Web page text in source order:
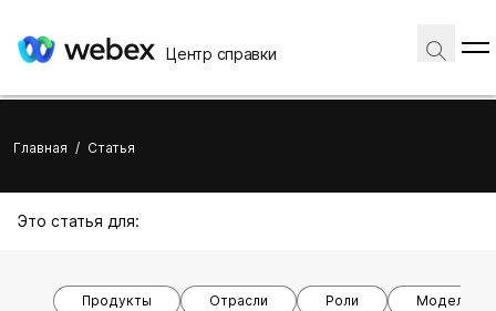
Центр справки
Главная / Статья
Это статья для:
Продукты Отрасли Роли Модели